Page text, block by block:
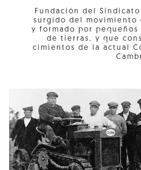
Fundación del
surgido del
y formado por
de tierras, y que
cimientos de la actual